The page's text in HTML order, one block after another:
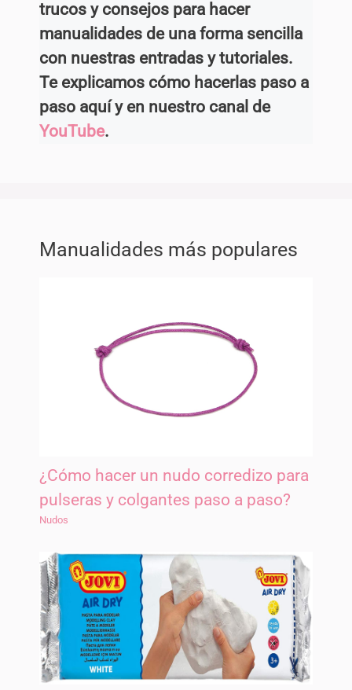
trucos y consejos para hacer
manualidades de una forma sencilla
con nuestras entradas y tutoriales.
Te explicamos cómo hacerlas paso a
paso aquí y en nuestro canal de
YouTube.
Manualidades más populares
¿Cómo hacer un nudo corredizo para
pulseras y colgantes paso a paso?
Nudos